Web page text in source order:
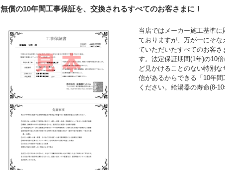
無償の10年間工事保証を、交換されるすべてのお客さまに！
当店ではメーカー施工基準
ておりますが、万が一にそ
ていただいたすべてのお客さ
す。法定保証期間(1年)の10
ど見かけることのない特別
信があるからできる「10年
ください。給湯器の寿命(8-